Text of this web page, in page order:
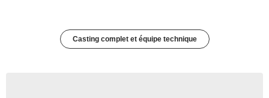
Casting complet et équipe technique